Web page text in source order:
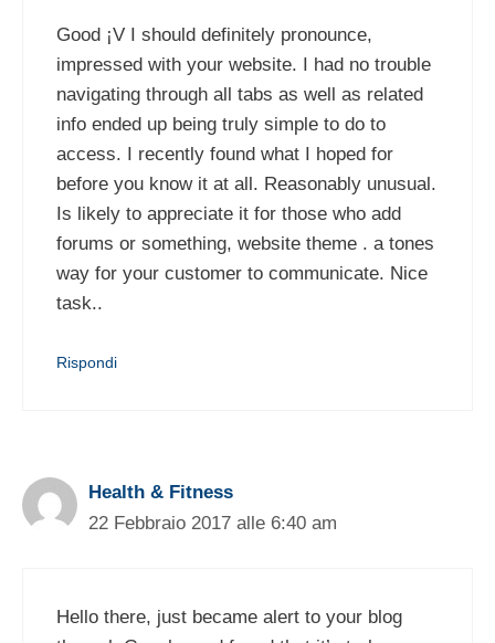
Good ¡V I should definitely pronounce,
impressed with your website. I had no trouble
navigating through all tabs as well as related
info ended up being truly simple to do to
access. I recently found what I hoped for
before you know it at all. Reasonably unusual.
Is likely to appreciate it for those who add
forums or something, website theme . a tones
way for your customer to communicate. Nice
task..
Rispondi
Health & Fitness
22 Febbraio 2017 alle 6:40 am
Hello there, just became alert to your blog